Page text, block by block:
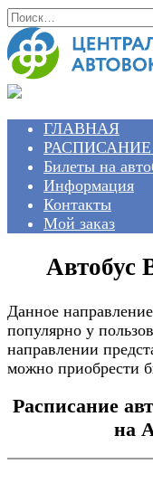
Перейти
к
содержанию
Search
for:
ГЛАВНАЯ
Билеты на
Информация
Контакты
Мой заказ
Автобус
Данное
популярно у
направлении
можно приобрести
Расписание
на